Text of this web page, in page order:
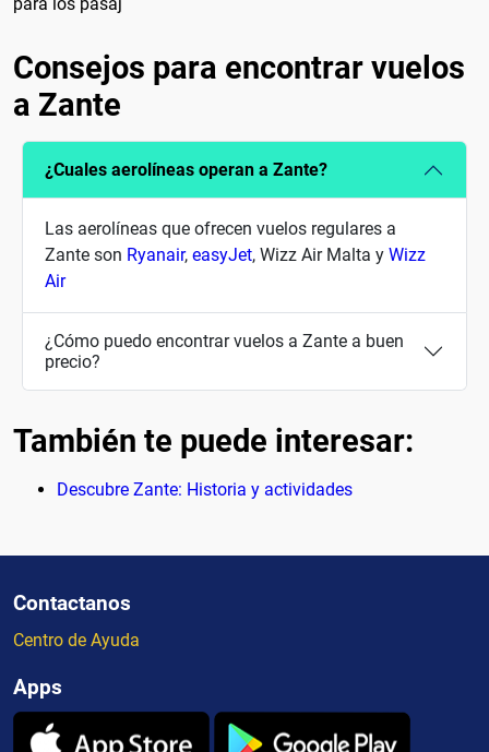
Consejos para encontrar vuelos
a Zante
¿Cuales aerolíneas operan a Zante?
Las aerolíneas que ofrecen vuelos regulares a
Zante son Ryanair, easyJet, Wizz Air Malta y Wizz
Air
¿Cómo puedo encontrar vuelos a Zante a buen
precio?
También te puede interesar:
Descubre Zante: Historia y actividades
Contactanos
Centro de Ayuda
Apps